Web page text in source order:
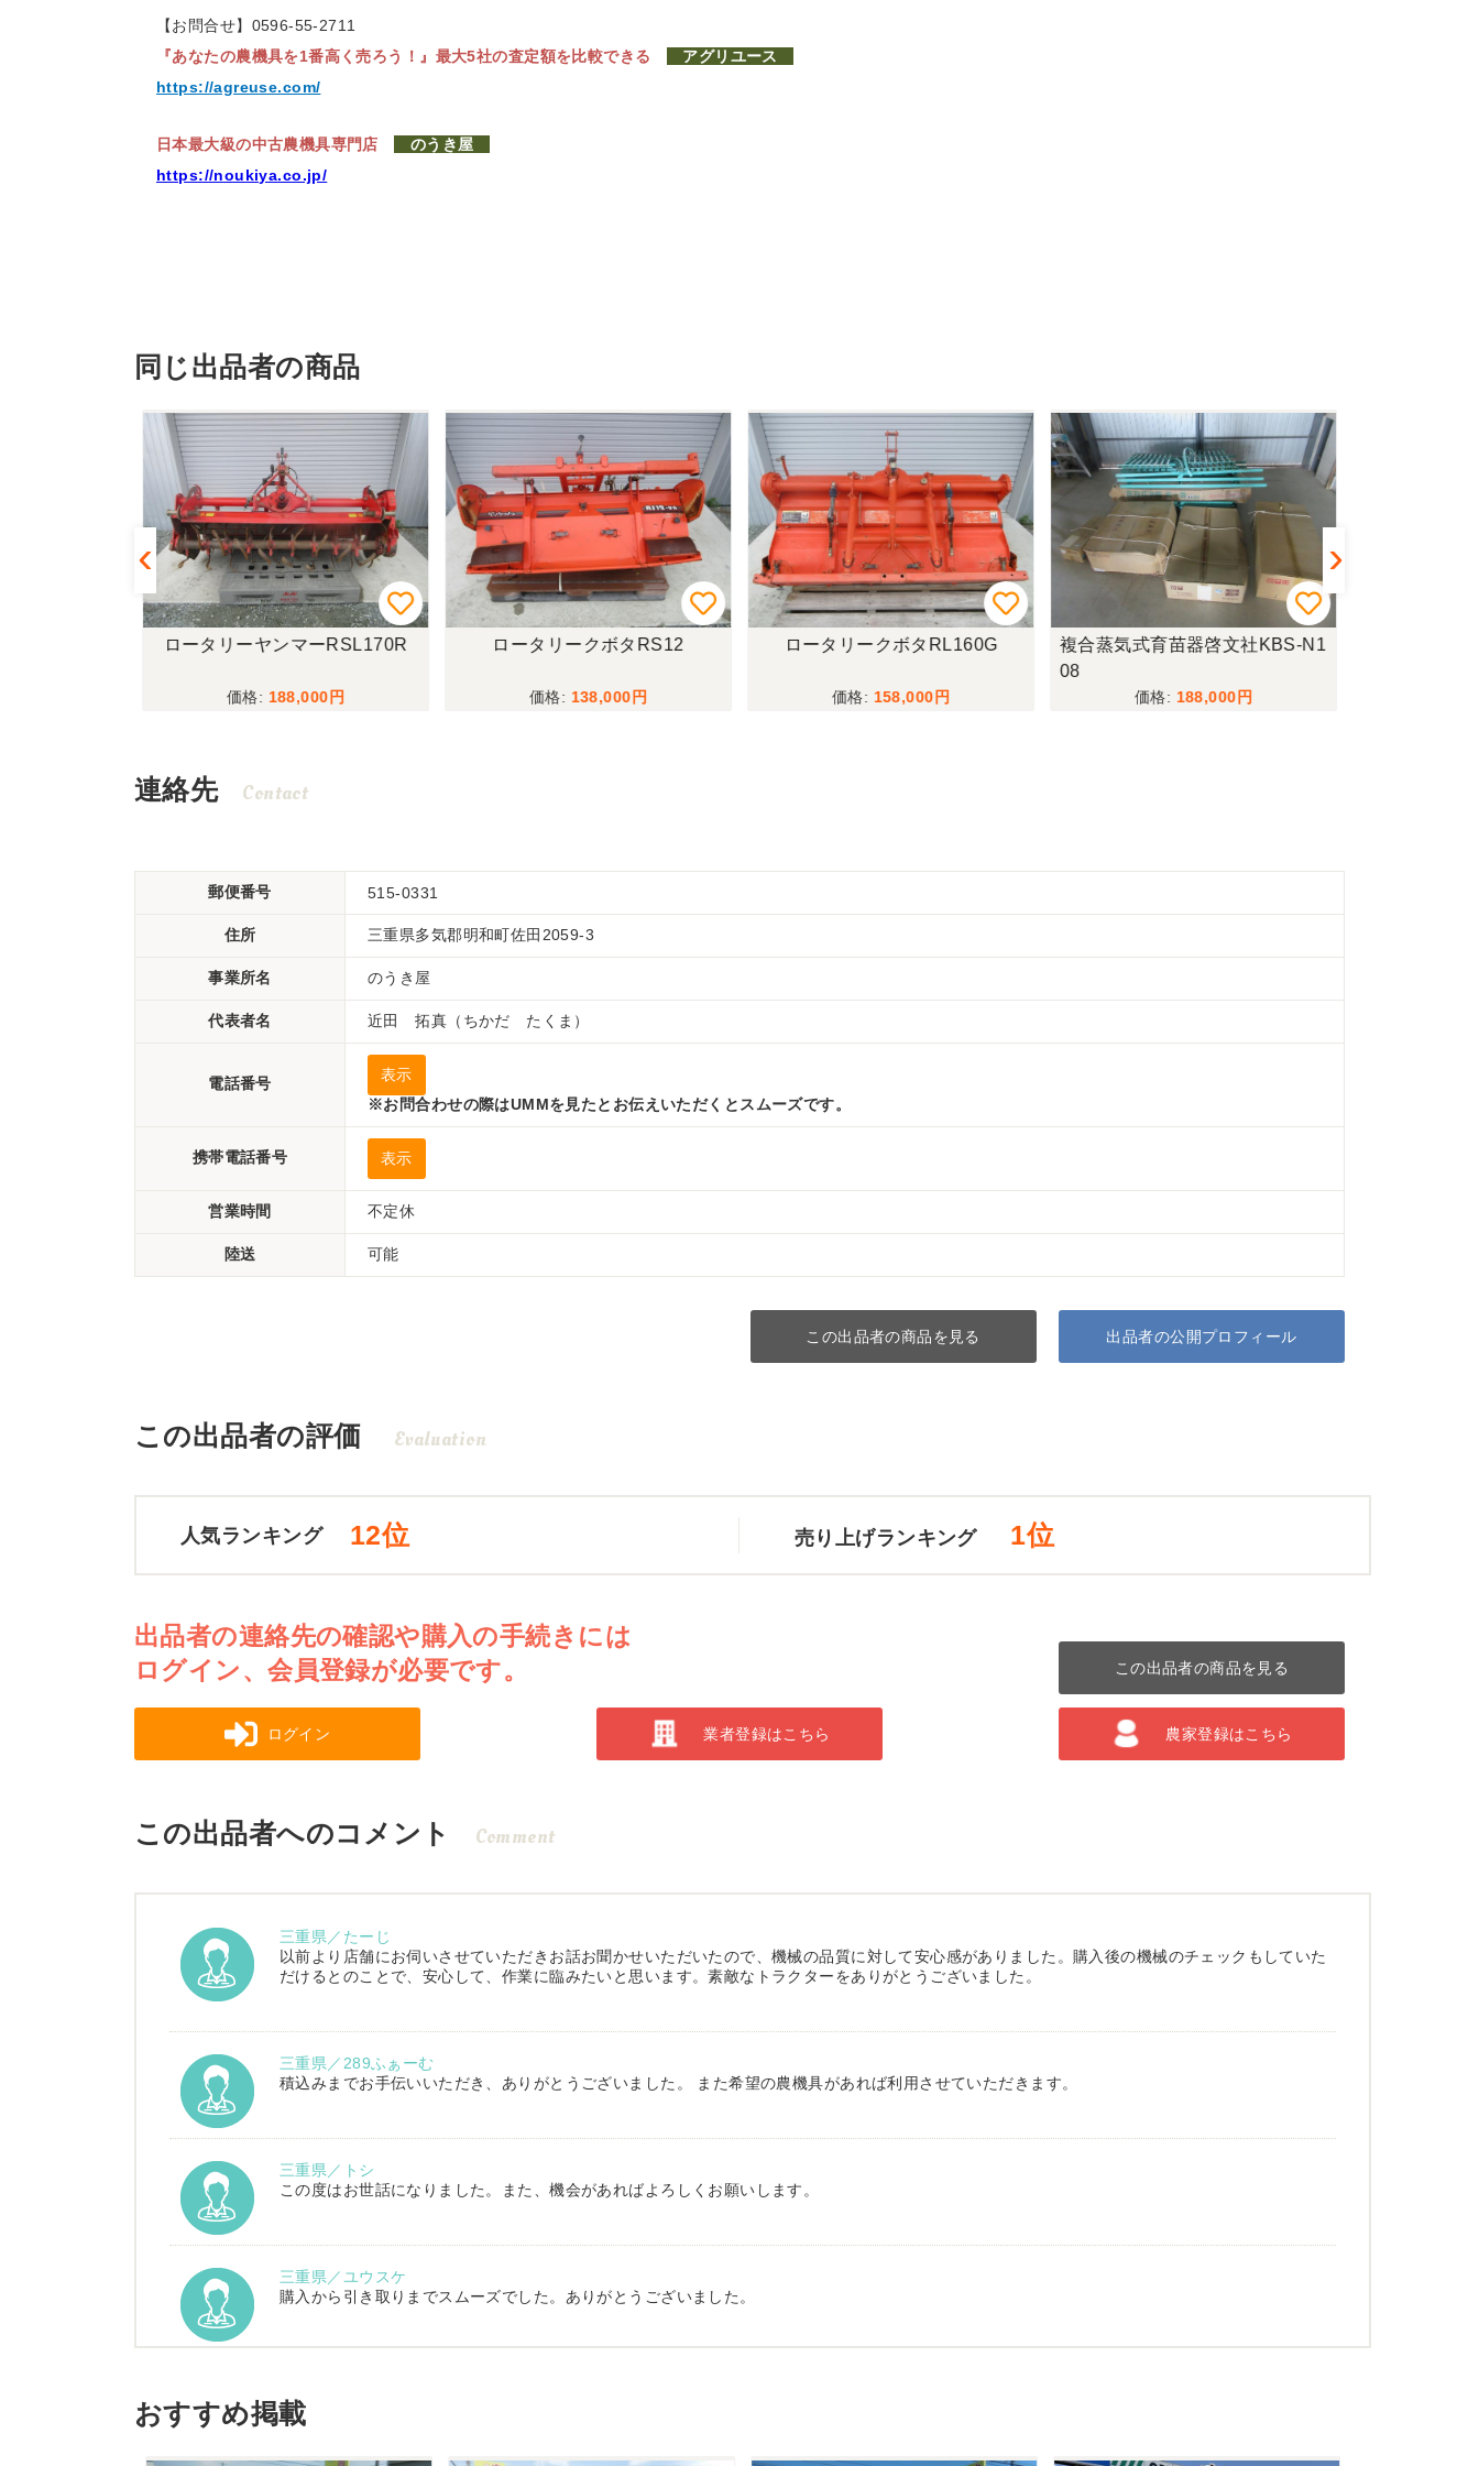
【お問合せ】0596-55-2711
『あなたの農機具を1番高く売ろう！』 最大5社の査定額を比較できる
アグリユース
https://agreuse.com/
日本最大級の中古農機具専門店
のうき屋
https://noukiya.co.jp/
同じ出品者の商品
ロータリーヤンマーRSL170R
188,000
ロータリークボタRS12
138,000
ロータリークボタRL160G
158,000
複合蒸気式育苗器啓文社KBS-N1
08
188,000
連絡先 Contact
郵便番号 515-0331
住所 三重県多気郡明和町佐田2059-3
事業所名 のうき屋
代表者名 近田 拓真（ちかだ たくま）
電話番号
表示
※お問合わせの際はUMMを見たとお伝えいただくとスムーズです。
携帯電話番号 表示
営業時間 不定休
陸送 可能
この出品者の商品を見る 出品者の公開プロフィール
この出品者の評価 Evaluation
人気ランキング 12位 売り上げランキング 1位
出品者の連絡先の確認や購入の手続きには
ログイン、会員登録が必要です。
この出品者の商品を見る
ログイン 業者登録はこちら 農家登録はこちら
この出品者へのコメント Comment
三重県／たーじ
以前より店舗にお伺いさせていただきお話お聞かせいただいたので、機械の品質に対して安心感がありました。購入後の機械のチェックもしていた
だけるとのことで、安心して、作業に臨みたいと思います。素敵なトラクターをありがとうございました。
三重県／289ふぁーむ
積込みまでお手伝いいただき、ありがとうございました。 また希望の農機具があれば利用させていただきます。
三重県／トシ
この度はお世話になりました。また、機会があればよろしくお願いします。
三重県／ユウスケ
購入から引き取りまでスムーズでした。ありがとうございました。
当方の要望に対して、素早く対応していただき感謝しております。 ありがとうございました。
おすすめ掲載